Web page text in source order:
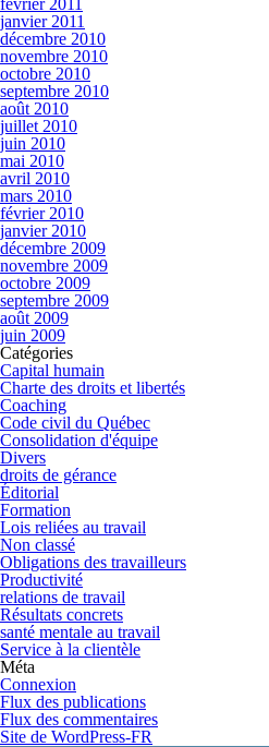
février 2011
janvier 2011
décembre 2010
novembre 2010
octobre 2010
septembre 2010
août 2010
juillet 2010
juin 2010
mai 2010
avril 2010
mars 2010
février 2010
janvier 2010
décembre 2009
novembre 2009
octobre 2009
septembre 2009
août 2009
juin 2009
Catégories
Capital humain
Charte des droits et libertés
Coaching
Code civil du Québec
Consolidation d'équipe
Divers
droits de gérance
Éditorial
Formation
Lois reliées au travail
Non classé
Obligations des travailleurs
Productivité
relations de travail
Résultats concrets
santé mentale au travail
Service à la clientèle
Méta
Connexion
Flux des publications
Flux des commentaires
Site de WordPress-FR